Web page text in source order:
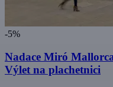
-5%
Nadace Miró
Výlet na plachetnici